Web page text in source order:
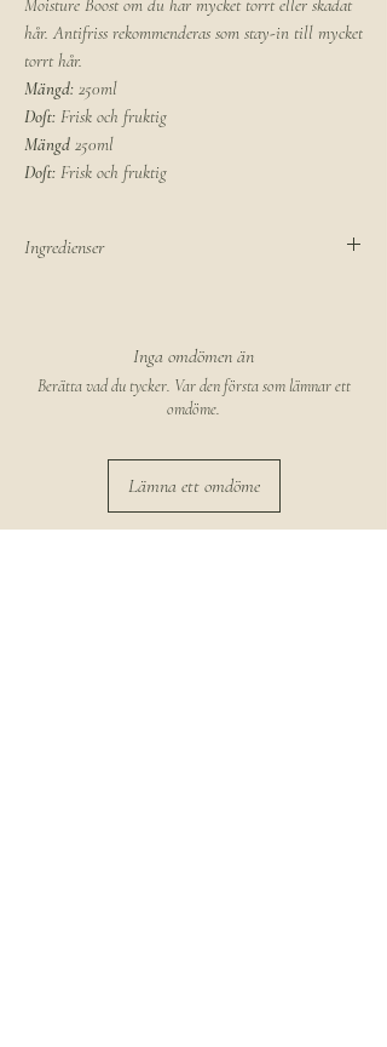
Moisture Boost om du har mycket torrt eller skadat
hår. Antifriss rekommenderas som stay-in till mycket
torrt hår.
Mängd: 250ml
Doft: Frisk och fruktig
Mängd 250ml
Doft: Frisk och fruktig
Ingredienser
Behenamidoproyl, Dimethylamine, Lactic Acid,
Sodium Benzoate, Potassium sorbate, Brassica
napus seed oil, Glycerine, parfum
Inga omdömen än
Berätta vad du tycker. Var den första som lämnar ett
omdöme.
Lämna ett omdöme